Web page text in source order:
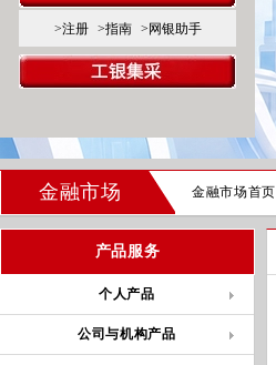
>注册 >指南 >网银助手
金融市场 金融市场首页
产品服务
个人产品
公司与机构产品